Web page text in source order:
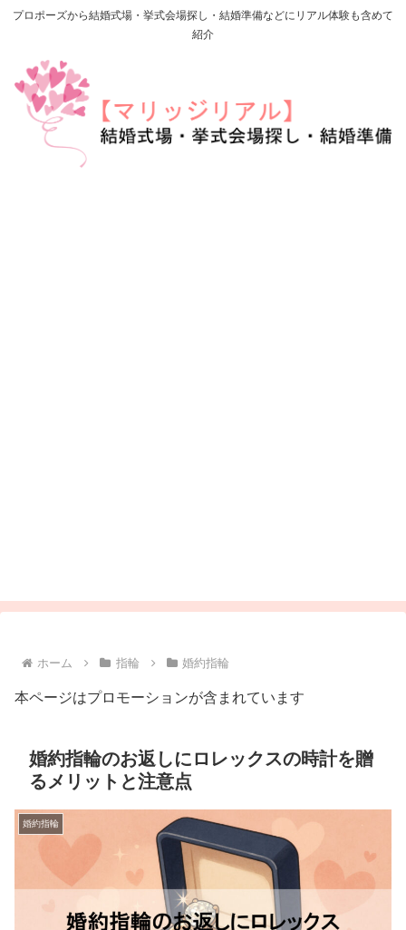
プロポーズから結婚式場・挙式会場探し・結婚準備などにリアル体験も含めて
紹介
ホーム 指輪 婚約指輪
本ページはプロモーションが含まれています
婚約指輪のお返しにロレックスの時計を贈
るメリットと注意点
婚約指輪